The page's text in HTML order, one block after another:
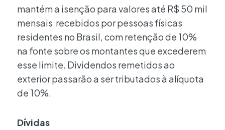
mantém a isenção para valores até R$ 50 mil
mensais recebidos por pessoas físicas
residentes no Brasil, com retenção de 10%
na fonte sobre os montantes que excederem
esse limite. Dividendos remetidos ao
exterior passarão a ser tributados à alíquota
de 10%.
Dívidas